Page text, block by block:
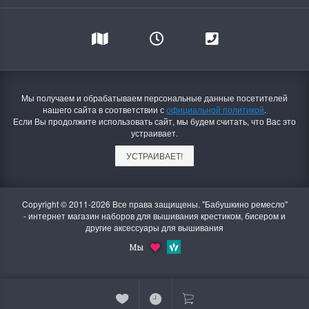
Мы получаем и обрабатываем персональные данные посетителей
нашего сайта в соответствии софициальной политикой.
Если Вы продолжите использовать сайт, мы будем считать, что Вас это
устраивает.
УСТРАИВАЕТ!
Copyright © 2011-2026 Все права защищены. "Бабушкино ремесло"
- интернет магазин наборов для вышивания крестиком, бисером и
другие аксессуары для вышивания
Мы